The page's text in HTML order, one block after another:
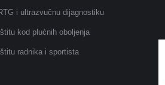
i ultrazvučnu dijagnostiku
kod plućnih oboljenja
radnika i sportista